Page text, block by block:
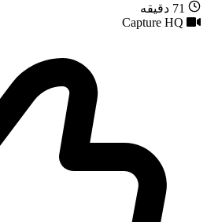
71 دقیقه